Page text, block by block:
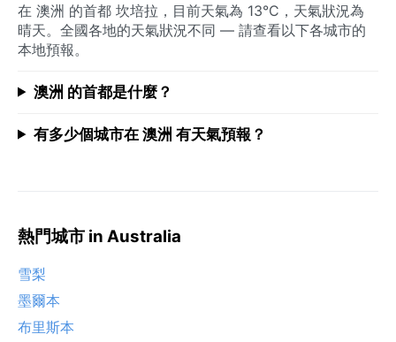
在 澳洲 的首都 坎培拉，目前天氣為 13°C，天氣狀況為
晴天。全國各地的天氣狀況不同 — 請查看以下各城市的
本地預報。
澳洲 的首都是什麼？
有多少個城市在 澳洲 有天氣預報？
熱門城市 in Australia
雪梨
墨爾本
布里斯本